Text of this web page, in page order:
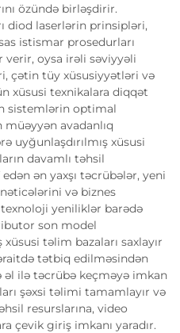
özündə birləşdirir.
diod laserlərin prinsipləri,
istismar prosedurları
verir, oysa irəli səviyyəli
çətin tüy xüsusiyyətləri və
xüsusi texnikalara diqqət
sistemlərin optimal
avadanlıq
uyğunlaşdırılmış xüsusi
davamlı təhsil
ən yaxşı təcrübələr, yeni
və biznes
texnoloji yeniliklər barədə
son model
təlim bazaları saxlayır
tətbiq edilməsindən
ilə təcrübə keçməyə imkan
şəxsi təlimi tamamlayır və
resurslarına, video
çevik giriş imkanı yaradır.